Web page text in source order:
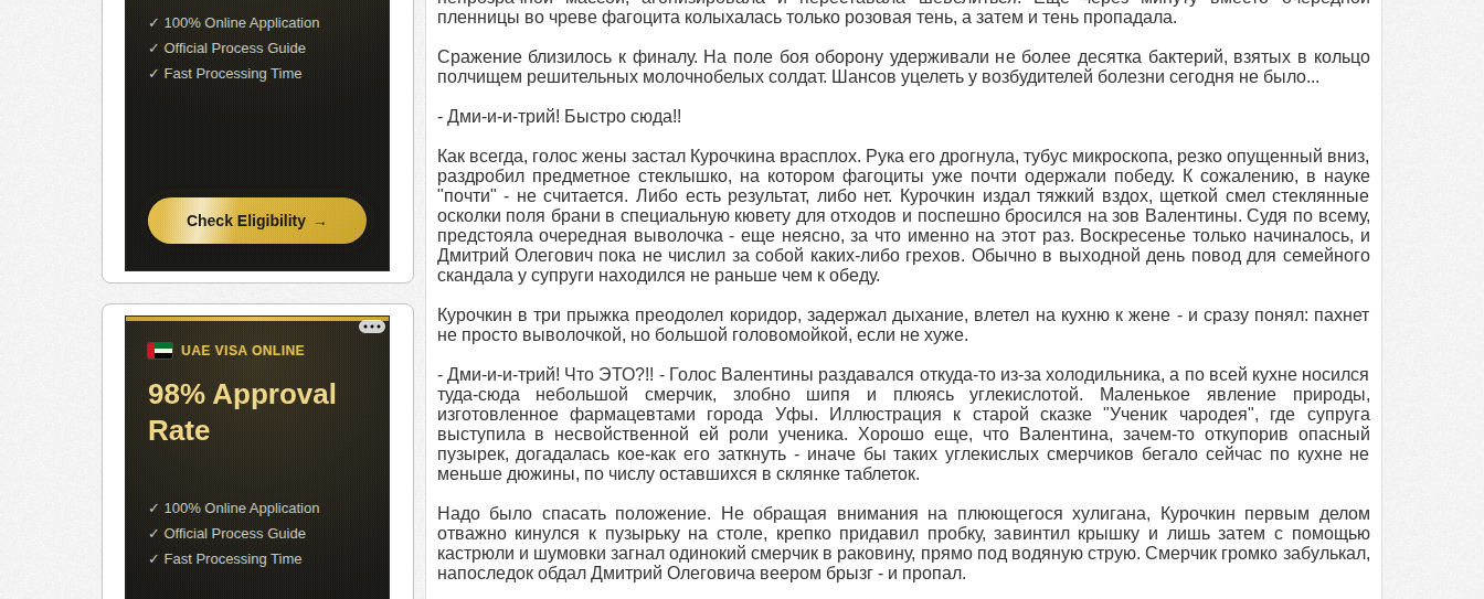
пленницы во чреве фагоцита колыхалась только розовая тень, а затем и тень пропадала.
Сражение близилось к финалу. На поле боя оборону удерживали не более десятка бактерий, взятых в кольцо
полчищем решительных молочнобелых солдат. Шансов уцелеть у возбудителей болезни сегодня не было...
- Дми-и-и-трий! Быстро сюда!!
Как всегда, голос жены застал Курочкина врасплох. Рука его дрогнула, тубус микроскопа, резко опущенный вниз,
раздробил предметное стеклышко, на котором фагоциты уже почти одержали победу. К сожалению, в науке
"почти" - не считается. Либо есть результат, либо нет. Курочкин издал тяжкий вздох, щеткой смел стеклянные
осколки поля брани в специальную кювету для отходов и поспешно бросился на зов Валентины. Судя по всему,
предстояла очередная выволочка - еще неясно, за что именно на этот раз. Воскресенье только начиналось, и
Дмитрий Олегович пока не числил за собой каких-либо грехов. Обычно в выходной день повод для семейного
скандала у супруги находился не раньше чем к обеду.
Курочкин в три прыжка преодолел коридор, задержал дыхание, влетел на кухню к жене - и сразу понял: пахнет
не просто выволочкой, но большой головомойкой, если не хуже.
- Дми-и-и-трий! Что ЭТО?!! - Голос Валентины раздавался откуда-то из-за холодильника, а по всей кухне носился
туда-сюда небольшой смерчик, злобно шипя и плюясь углекислотой. Маленькое явление природы,
изготовленное фармацевтами города Уфы. Иллюстрация к старой сказке "Ученик чародея", где супруга
выступила в несвойственной ей роли ученика. Хорошо еще, что Валентина, зачем-то откупорив опасный
пузырек, догадалась кое-как его заткнуть - иначе бы таких углекислых смерчиков бегало сейчас по кухне не
меньше дюжины, по числу оставшихся в склянке таблеток.
Надо было спасать положение. Не обращая внимания на плюющегося хулигана, Курочкин первым делом
отважно кинулся к пузырьку на столе, крепко придавил пробку, завинтил крышку и лишь затем с помощью
кастрюли и шумовки загнал одинокий смерчик в раковину, прямо под водяную струю. Смерчик громко забулькал,
напоследок обдал Дмитрий Олеговича веером брызг - и пропал.